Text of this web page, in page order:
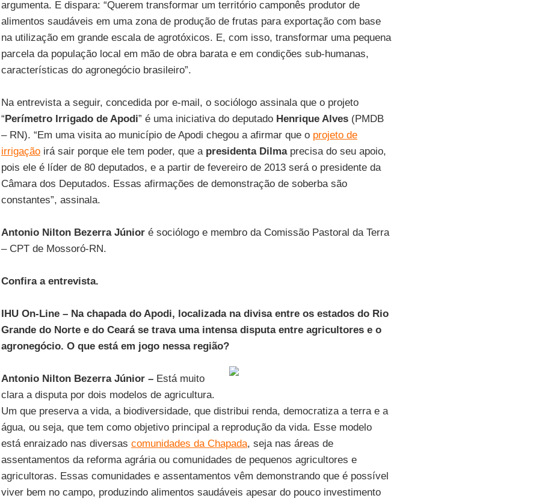
argumenta. E dispara: “Querem transformar um território camponês produtor de
alimentos saudáveis em uma zona de produção de frutas para exportação com base
na utilização em grande escala de agrotóxicos. E, com isso, transformar uma pequena
parcela da população local em mão de obra barata e em condições sub-humanas,
características do agronegócio brasileiro”.
Na entrevista a seguir, concedida por e-mail, o sociólogo assinala que o projeto
“Perímetro Irrigado de Apodi” é uma iniciativa do deputado Henrique Alves(PMDB
– RN). “Em uma visita ao município de Apodi chegou a afirmar que o projeto de
irrigaçãoirá sair porque ele tem poder, que a presidenta Dilma precisa do seu apoio,
pois ele é líder de 80 deputados, e a partir de fevereiro de 2013 será o presidente da
Câmara dos Deputados. Essas afirmações de demonstração de soberba são
constantes”, assinala.
Antonio Nilton Bezerra Júnioré sociólogo e membro da Comissão Pastoral da Terra
– CPT de Mossoró-RN.
Confira a entrevista.
IHU On-Line – Na chapada do Apodi, localizada na divisa entre os estados do Rio
Grande do Norte e do Ceará se trava uma intensa disputa entre agricultores e o
agronegócio. O que está em jogo nessa região?
Antonio Nilton Bezerra Júnior –Está muito
clara a disputa por dois modelos de agricultura.
Um que preserva a vida, a biodiversidade, que distribui renda, democratiza a terra e a
água, ou seja, que tem como objetivo principal a reprodução da vida. Esse modelo
está enraizado nas diversas comunidades da Chapada, seja nas áreas de
assentamentos da reforma agrária ou comunidades de pequenos agricultores e
agricultoras. Essas comunidades e assentamentos vêm demonstrando que é possível
viver bem no campo, produzindo alimentos saudáveis apesar do pouco investimento